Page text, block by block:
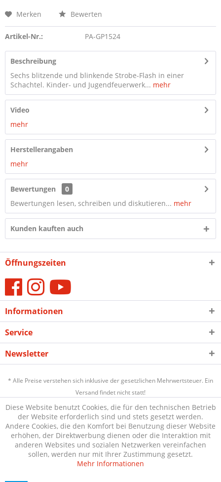
Merken Bewerten
Artikel-Nr.: PA-GP1524
Beschreibung
Sechs blitzende und blinkende Strobe-Flash in einer
Schachtel. Kinder- und Jugendfeuerwerk... mehr
Video
mehr
Herstellerangaben
mehr
Bewertungen
0
Bewertungen lesen, schreiben und diskutieren... mehr
Kunden kauften auch
Öffnungszeiten
Informationen
Service
Newsletter
* Alle Preise verstehen sich inklusive der gesetzlichen Mehrwertsteuer. Ein
Versand findet nicht statt!
Diese Website benutzt Cookies, die für den technischen Betrieb
der Website erforderlich sind und stets gesetzt werden.
Andere Cookies, die den Komfort bei Benutzung dieser Website
erhöhen, der Direktwerbung dienen oder die Interaktion mit
anderen Websites und sozialen Netzwerken vereinfachen
sollen, werden nur mit Ihrer Zustimmung gesetzt.
Mehr Informationen